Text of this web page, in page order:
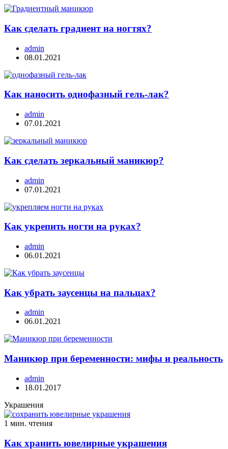
Как сделать градиент на ногтях?
admin
08.01.2021
Как наносить однофазный гель-лак?
admin
07.01.2021
Как сделать зеркальный маникюр?
admin
07.01.2021
Как укрепить ногти на руках?
admin
06.01.2021
Как убрать заусенцы на пальцах?
admin
06.01.2021
Маникюр при беременности: мифы и реальность
admin
18.01.2017
Украшения
1 мин. чтения
Как хранить ювелирные украшения